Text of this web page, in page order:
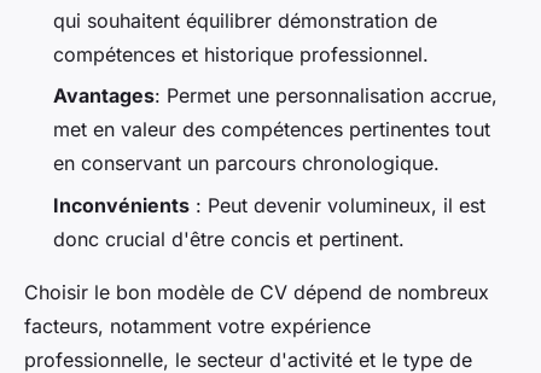
qui souhaitent équilibrer démonstration de
compétences et historique professionnel.
Avantages: Permet une personnalisation accrue,
met en valeur des compétences pertinentes tout
en conservant un parcours chronologique.
Inconvénients : Peut devenir volumineux, il est
donc crucial d'être concis et pertinent.
Choisir le bon modèle de CV dépend de nombreux
facteurs, notamment votre expérience
professionnelle, le secteur d'activité et le type de